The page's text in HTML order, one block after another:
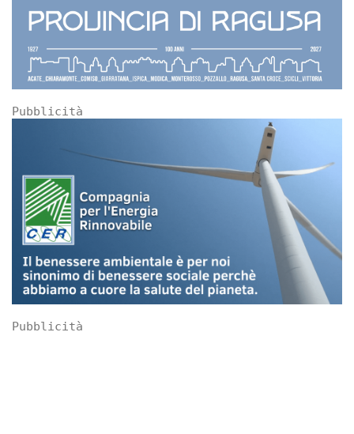
Pubblicità
Pubblicità